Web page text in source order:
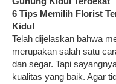
6 Tips Memilih Florist
Kidul
Telah dijelaskan bahwa
merupakan salah satu
dan segar. Tapi
kualitas yang baik. Agar